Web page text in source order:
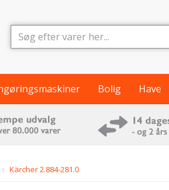
Bolig Have
Kärcher 2.884-281.0